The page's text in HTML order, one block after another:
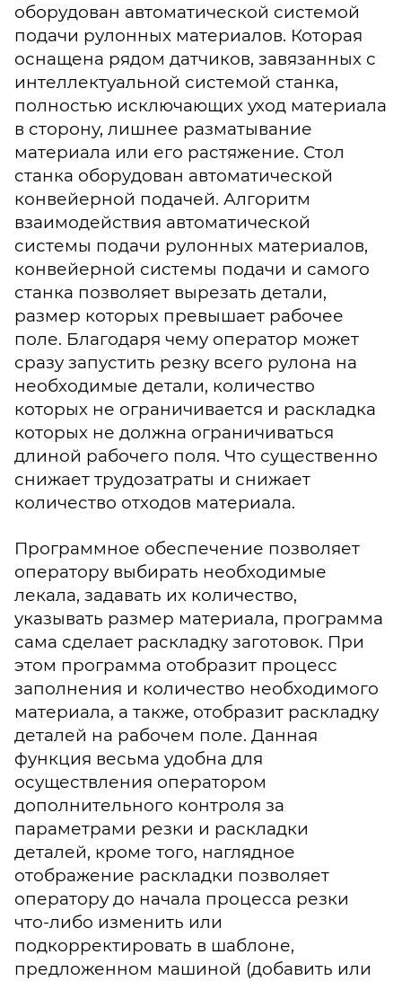
оборудован автоматической системой
подачи рулонных материалов. Которая
оснащена рядом датчиков, завязанных с
интеллектуальной системой станка,
полностью исключающих уход материала
в сторону, лишнее разматывание
материала или его растяжение. Стол
станка оборудован автоматической
конвейерной подачей. Алгоритм
взаимодействия автоматической
системы подачи рулонных материалов,
конвейерной системы подачи и самого
станка позволяет вырезать детали,
размер которых превышает рабочее
поле. Благодаря чему оператор может
сразу запустить резку всего рулона на
необходимые детали, количество
которых не ограничивается и раскладка
которых не должна ограничиваться
длиной рабочего поля. Что существенно
снижает трудозатраты и снижает
количество отходов материала.
Программное обеспечение позволяет
оператору выбирать необходимые
лекала, задавать их количество,
указывать размер материала, программа
сама сделает раскладку заготовок. При
этом программа отобразит процесс
заполнения и количество необходимого
материала, а также, отобразит раскладку
деталей на рабочем поле. Данная
функция весьма удобна для
осуществления оператором
дополнительного контроля за
параметрами резки и раскладки
деталей, кроме того, наглядное
отображение раскладки позволяет
оператору до начала процесса резки
что-либо изменить или
подкорректировать в шаблоне,
предложенном машиной (добавить или